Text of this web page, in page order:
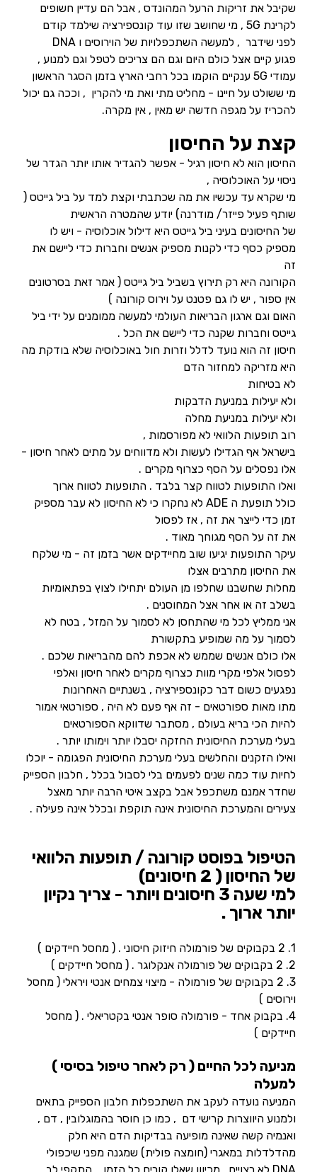
שקיבל את זריקות הרעל המהונדס , אבל הם עדיין חשופים
לקרינת 5G , מי שחושב שזו עוד קונספירציה שילמד קודם
לפני שידבר , למעשה השתכפלויות של הוירוסים ו DNA
פגוע קיים אצל כולם היום וגם הם צריכים לטפל וגם למנוע ,
עמודי 5G ענקיים הוקמו בכל רחבי הארץ בזמן הסגר הראשון
מי ששולט על חיינו - מחליט מתי ואת מי להקרין , וככה גם יכול
להכריז על מגפה חדשה יש מאין , אין מקרה.
קצת על החיסון
החיסון הוא לא חיסון רגיל - אפשר להגדיר אותו יותר הגדר של
ניסוי על האוכלוסיה ,
מי שקרא עד עכשיו את מה שכתבתי וקצת למד על ביל גייטס (
שותף פעיל פייזר/ מודרנה) יודע שהמטרה הראשית
של החיסונים בעיני ביל גייטס היא דילול אוכלוסיה - ויש לו
מספיק כסף כדי לקנות מספיק אנשים וחברות כדי ליישם את
זה
הקורונה היא רק תירוץ בשביל ביל גייטס ( אמר זאת בסרטונים
אין ספור , יש לו גם פטנט על וירוס קורונה )
האום וגם ארגון הבריאות העולמי למעשה ממומנים על ידי ביל
גייטס וחברות שקנה כדי ליישם את הכל .
חיסון זה הוא נועד לדלל וזרות חול באוכלוסיה שלא בודקת מה
היא מזריקה למחזור הדם
לא בטיחות
ולא יעילות במניעת הדבקות
ולא יעילות במניעת מחלה
רוב תופעות הלוואי לא מפורסמות ,
בישראל אף הגדילו לעשות ולא מדווחים על מתים לאחר חיסון -
אלו נפסלים על הסף כצרוף מקרים .
ואלו התופעות לטווח קצר בלבד . התופעות לטווח ארוך
כולל תופעת ה ADE לא נחקרו כי לא החיסון לא עבר מספיק
זמן כדי לייצר את זה , אז לפסול
את זה על הסף מגוחך מאוד .
עיקר התופעות יגיעו שוב מחיידקים אשר בזמן זה - מי שלקח
את החיסון מתרבים אצלו
מחלות שחשבנו שחלפו מן העולם יתחילו לצוץ בפתאומיות
בשלב זה או אחר אצל המחוסנים .
אני ממליץ לכל מי שהתחסן לא לסמוך על המזל , בטח לא
לסמוך על מה שמופיע בתקשורת
אלו כולם אנשים שממש לא אכפת להם מהבריאות שלכם .
לפסול אלפי מקרי מוות כצרוף מקרים לאחר חיסון ואלפי
נפגעים כשום דבר כקונספירציה , בשנתיים האחרונות
מתו מאות ספורטאים - זה אף פעם לא היה , ספורטאי אמור
להיות הכי בריא בעולם , מסתבר שדווקא הספורטאים
בעלי מערכת החיסונית החזקה יסבלו יותר וימותו יותר .
ואילו הזקנים והחלשים בעלי מערכת החיסונית הפגומה - יוכלו
לחיות עוד כמה שנים לפעמים בלי לסבול בכלל , חלבון הספייק
שחדר אמנם משתכפל אבל בקצב איטי הרבה יותר מאצל
צעירים והמערכת החיסונית אינה תוקפת ובכלל אינה פעילה .
הטיפול בפוסט קורונה / תופעות הלוואי
של החיסון ( 2 חיסונים)
למי שעה 3 חיסונים ויותר - צריך נקיון
יותר ארוך .
1. 2 בקבוקים של פורמולה חיזוק חיסוני . ( מחסל חיידקים )
2. 2 בקבוקים של פורמולה אנקלוגר . ( מחסל חיידקים )
3. 2 בקבוקים של פורמולה - מיצוי צמחים אנטי ויראלי ( מחסל
וירוסים )
4. בקבוק אחד - פורמולה סופר אנטי בקטריאלי . ( מחסל
חיידקים )
מניעה לכל החיים ( רק לאחר טיפול בסיסי )
למעלה
המניעה נועדה לעקב את השתכפלות חלבון הספייק בתאים
ולמנוע היווצרות קרישי דם , כמו כן חוסר בהמוגלובין , דם ,
ואנמיה קשה שאינה מופיעה בבדיקות הדם היא חלק
מהדלדלות במאגרי (חומצה פולית) שמגנה מפני שיכפולי